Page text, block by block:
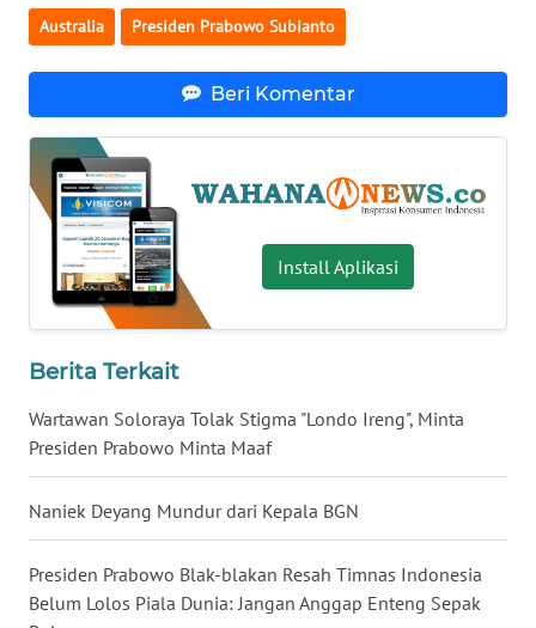
Australia Presiden Prabowo Subianto
Beri Komentar
Install Aplikasi
Berita Terkait
Wartawan Soloraya Tolak Stigma "Londo Ireng", Minta
Presiden Prabowo Minta Maaf
Naniek Deyang Mundur dari Kepala BGN
Presiden Prabowo Blak-blakan Resah Timnas Indonesia
Belum Lolos Piala Dunia: Jangan Anggap Enteng Sepak
WN
BABEL
WN
SUMBAR
WN
SUMSEL
BENGKULU
WN
LAMPUNG
WN
JATENG